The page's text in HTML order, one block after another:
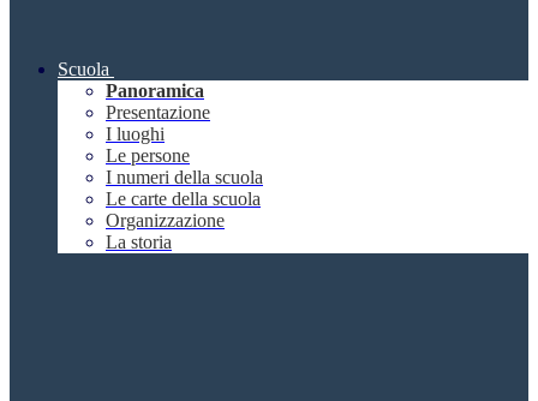
Scuola
Panoramica
Presentazione
I luoghi
Le persone
I numeri della scuola
Le carte della scuola
Organizzazione
La storia